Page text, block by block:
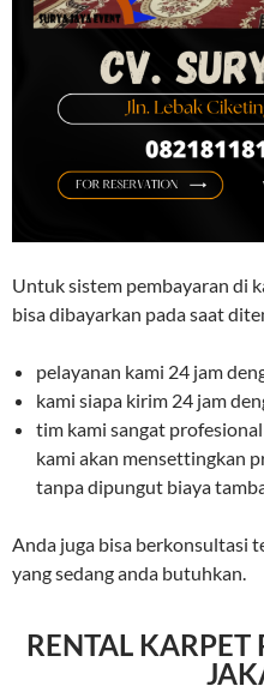
Untuk sistem pembayaran di
bisa dibayarkan pada saat
pelayanan kami 24 jam
kami siapa kirim 24 jam
tim kami sangat
kami akan mensettingkan
tanpa dipungut biaya
Anda juga bisa berkonsultasi
yang sedang anda butuhkan.
RENTAL